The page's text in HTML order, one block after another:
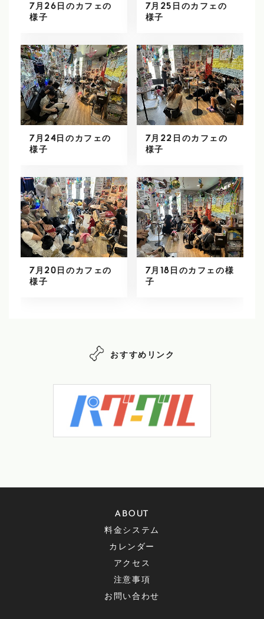
7月26日のカフェの
様子
7月25日のカフェの
様子
7月24日のカフェの
様子
7月22日のカフェの
様子
7月20日のカフェの
様子
7月18日のカフェの様
子
おすすめリンク
ABOUT
料金システム
カレンダー
アクセス
注意事項
お問い合わせ